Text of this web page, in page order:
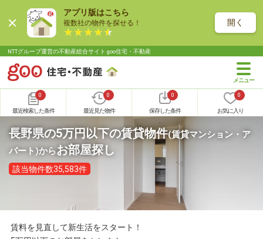
アプリ版はこちら
複数社の物件を探せる！ 開く
NTTグループ運営の不動産総合サイト goo住宅・不動産
0
最近検索した条件
0
最近見た物件
0
保存した条件
0
お気に入り
長野県の5万円以下の賃貸物件(賃貸マンション・ア
パート)からお部屋探し
該当物件数35,583件
賃料を見直して新生活をスタート！